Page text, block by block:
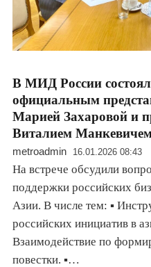
В МИД России
официальным
Марией Захаровой и
Виталием
metroadmin 16.01.2026 08:43
На встрече обсудили
поддержки российских
Азии. В числе тем: ▪️
российских инициатив в
Взаимодействие по
повестки. ▪️…